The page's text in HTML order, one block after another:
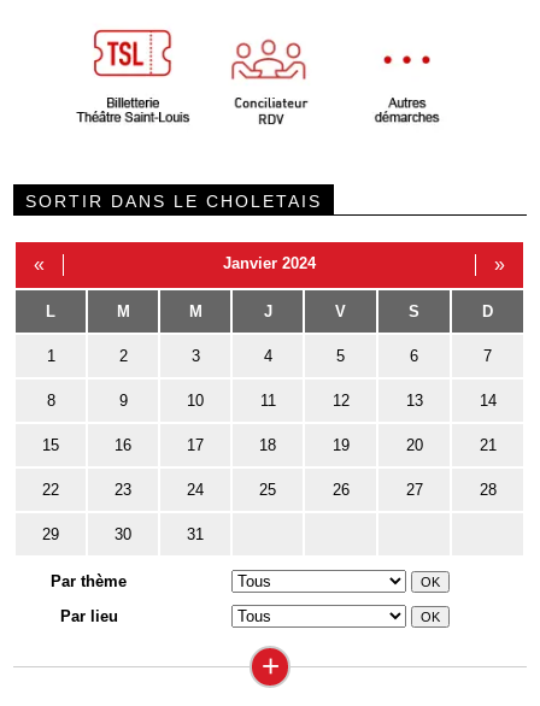
SORTIR DANS LE CHOLETAIS
« Janvier 2024 »
L M M J V S D
1 2 3 4 5 6 7
8 9 10 11 12 13 14
15 16 17 18 19 20 21
22 23 24 25 26 27 28
29 30 31
Par thème
Par lieu
+